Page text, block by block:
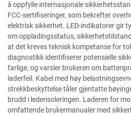
å oppfylle internasjonale
FCC-sertifiseringer, som bekrefter
elektrisk sikkerhet. LED-indikatorer gir
om oppladingsstatus,
at det kreves teknisk kompetanse for
diagnostikk identifiserer potensielle
farlige, og varsler brukeren om
laderfeil. Kabel med høy
strekkbeskyttelse tåler gjentatte
brudd i lederisoleringen. Laderen for
omfattende brukermanualer med